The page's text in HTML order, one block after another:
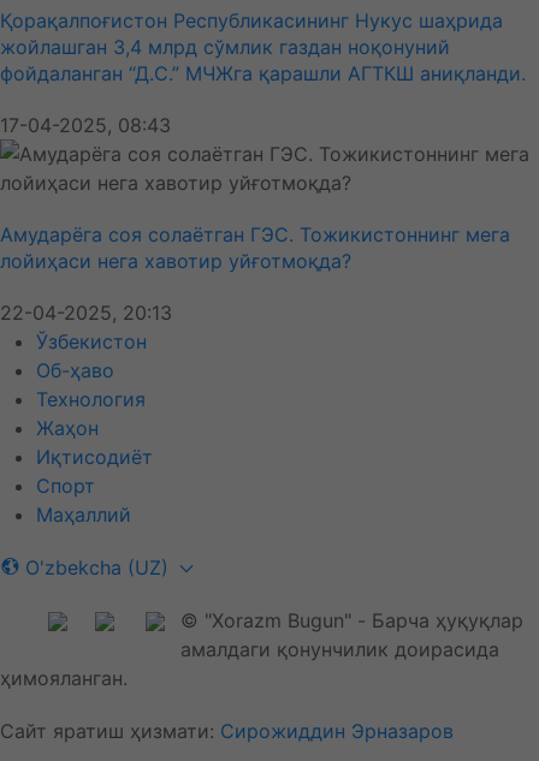
Қорақалпоғистон Республикасининг Нукус шаҳрида
жойлашган 3,4 млрд сўмлик газдан ноқонуний
фойдаланган “Д.C.” МЧЖга қарашли АГТКШ аниқланди.
17-04-2025, 08:43
Амударёга соя солаётган ГЭС. Тожикистоннинг мега
лойиҳаси нега хавотир уйғотмоқда?
22-04-2025, 20:13
Ўзбекистон
Об-ҳаво
Технология
Жаҳон
Иқтисодиёт
Спорт
Маҳаллий
O'zbekcha (UZ)
© "Xorazm Bugun" - Барча ҳуқуқлар
амалдаги қонунчилик доирасида
ҳимояланган.
Сайт яратиш ҳизмати: Сирожиддин Эрназаров